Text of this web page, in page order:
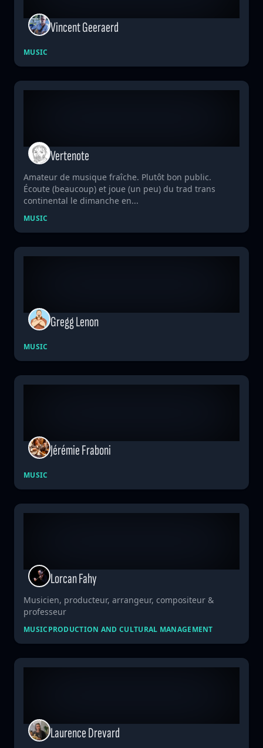
Vincent Geeraerd
MUSIC
Vertenote
Amateur de musique fraîche. Plutôt bon public.
Écoute (beaucoup) et joue (un peu) du trad trans
continental le dimanche en...
MUSIC
Gregg Lenon
MUSIC
Jérémie Fraboni
MUSIC
Lorcan Fahy
Musicien, producteur, arrangeur, compositeur &
professeur
MUSICPRODUCTION AND CULTURAL MANAGEMENT
Laurence Drevard